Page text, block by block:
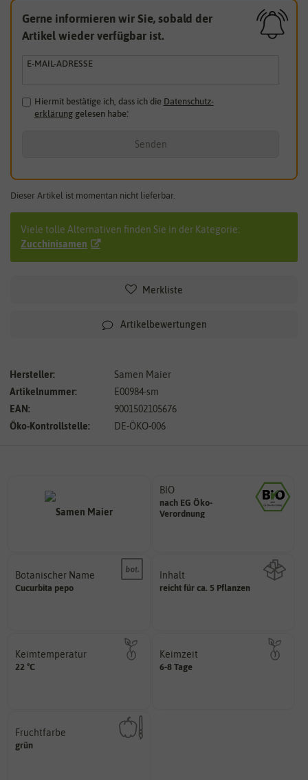
Gerne informieren wir Sie, sobald der
Artikel wieder verfügbar ist.
E-MAIL-ADRESSE
Hiermit bestätige ich, dass ich die Daten­schutz­
erklärunggelesen habe.*
Senden
Dieser Artikel ist momentan nicht lieferbar.
Viele tolle Alternativen finden Sie in der Kategorie:
Zucchinisamen
Merkliste
Artikelbewertungen
Hersteller:
Samen Maier
Artikelnummer:
E00984-sm
EAN:
9001502105676
Öko-Kontrollstelle:
DE-ÖKO-006
BIO
nach EG Öko-
Verordnung
den Richtlinien der biologischen
Landwirtschaft arbeiten.
Inhalt
reicht für ca. 5 Pflanzen
Wie viel ist enthalten
Botanischer Name
Cucurbita pepo
Namen zur eindeutigen
Bestimmung der Pflanze.
Keimzeit
6-8 Tage
unter Idealbedingungen das
erste Keimblattpaar zeigt?
Keimtemperatur
22 °C
für die Keimung des Samenkorns
am idealsten?
Fruchtfarbe
grün
sie nach dem Reifungsprozess
hat.